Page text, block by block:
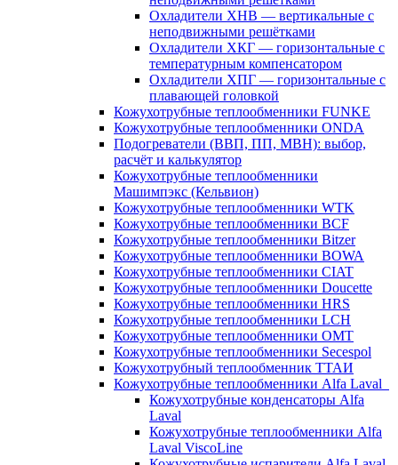
Охладители ХНВ — вертикальные с
неподвижными решётками
Охладители ХКГ — горизонтальные с
температурным компенсатором
Охладители ХПГ — горизонтальные с
плавающей головкой
Кожухотрубные теплообменники FUNKE
Кожухотрубные теплообменники ONDA
Подогреватели (ВВП, ПП, МВН): выбор,
расчёт и калькулятор
Кожухотрубные теплообменники
Машимпэкс (Кельвион)
Кожухотрубные теплообменники WTK
Кожухотрубные теплообменники BCF
Кожухотрубные теплообменники Bitzer
Кожухотрубные теплообменники BOWA
Кожухотрубные теплообменники CIAT
Кожухотрубные теплообменники Doucette
Кожухотрубные теплообменники HRS
Кожухотрубные теплообменники LCH
Кожухотрубные теплообменники OMT
Кожухотрубные теплообменники Secespol
Кожухотрубный теплообменник ТТАИ
Кожухотрубные теплообменники Alfa Laval
Кожухотрубные конденсаторы Alfa
Laval
Кожухотрубные теплообменники Alfa
Laval ViscoLine